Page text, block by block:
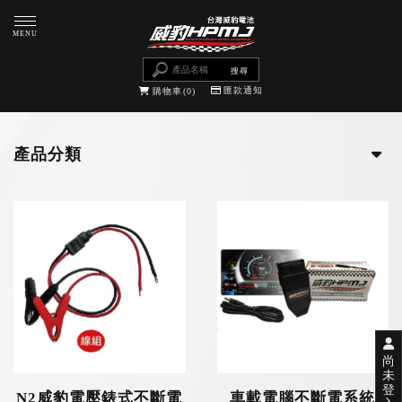
尚
未
登
購物車 0 匯款通知
產品分類
N2威豹電壓錶式不斷電 車載電腦不斷電系統